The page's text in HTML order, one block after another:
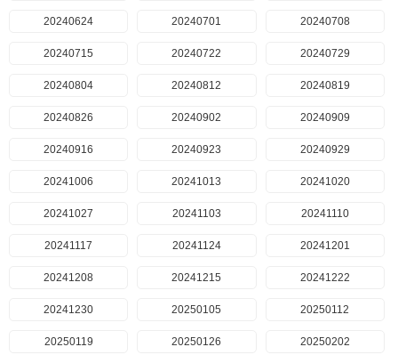
20240624 20240701 20240708
20240715 20240722 20240729
20240804 20240812 20240819
20240826 20240902 20240909
20240916 20240923 20240929
20241006 20241013 20241020
20241027 20241103 20241110
20241117 20241124 20241201
20241208 20241215 20241222
20241230 20250105 20250112
20250119 20250126 20250202